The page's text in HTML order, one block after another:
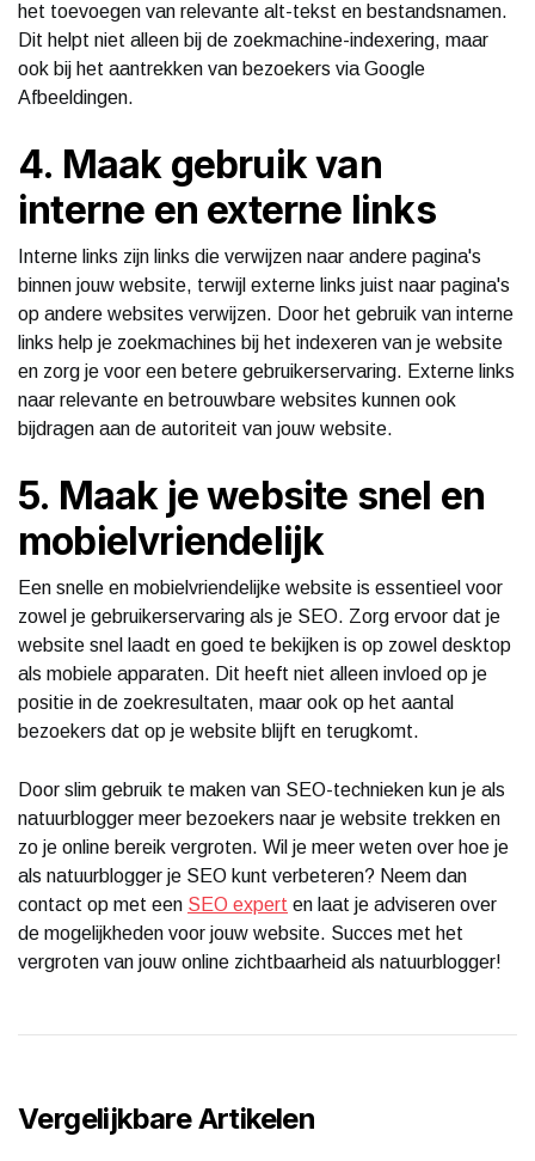
het toevoegen van relevante alt-tekst en bestandsnamen.
Dit helpt niet alleen bij de zoekmachine-indexering, maar
ook bij het aantrekken van bezoekers via Google
Afbeeldingen.
4. Maak gebruik van
interne en externe links
Interne links zijn links die verwijzen naar andere pagina's
binnen jouw website, terwijl externe links juist naar pagina's
op andere websites verwijzen. Door het gebruik van interne
links help je zoekmachines bij het indexeren van je website
en zorg je voor een betere gebruikerservaring. Externe links
naar relevante en betrouwbare websites kunnen ook
bijdragen aan de autoriteit van jouw website.
5. Maak je website snel en
mobielvriendelijk
Een snelle en mobielvriendelijke website is essentieel voor
zowel je gebruikerservaring als je SEO. Zorg ervoor dat je
website snel laadt en goed te bekijken is op zowel desktop
als mobiele apparaten. Dit heeft niet alleen invloed op je
positie in de zoekresultaten, maar ook op het aantal
bezoekers dat op je website blijft en terugkomt.
Door slim gebruik te maken van SEO-technieken kun je als
natuurblogger meer bezoekers naar je website trekken en
zo je online bereik vergroten. Wil je meer weten over hoe je
als natuurblogger je SEO kunt verbeteren? Neem dan
contact op met een SEO expert en laat je adviseren over
de mogelijkheden voor jouw website. Succes met het
vergroten van jouw online zichtbaarheid als natuurblogger!
Vergelijkbare Artikelen